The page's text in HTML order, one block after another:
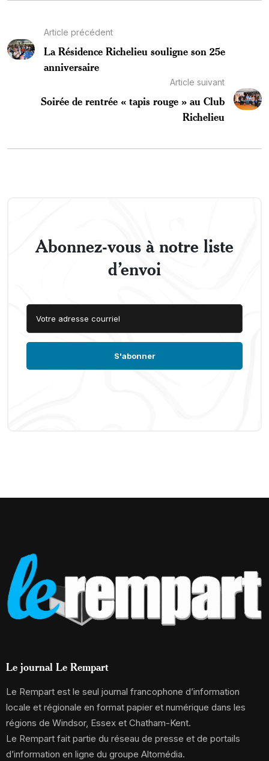
Article précédent
La Résidence Richelieu souligne son 25e
anniversaire
Article suivant
Soirée de rentrée « tapis rouge » au Club
Richelieu
Abonnez-vous à notre liste
d’envoi
Le journal Le Rempart
Le Rempart est le seul journal francophone d’information
locale et régionale en format papier et numérique dans les
régions de Windsor, Essex et Chatham-Kent.
Le Rempart fait partie du réseau de presse et de portails
d’information en ligne du groupe Altomédia.